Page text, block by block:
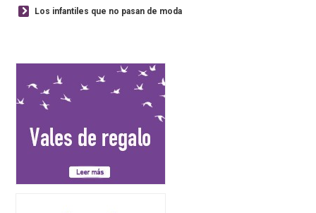
Los infantiles que no pasan de moda